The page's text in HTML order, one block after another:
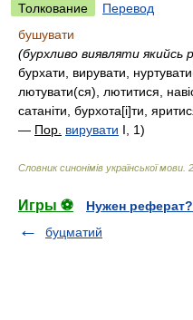
Толкование
Перевод
бушувати
(бурхливо виявляти якийсь
бурхати, вирувати,
лютувати(ся), лютитися,
сатаніти, бурхота[і]ти,
— Пор. вирувати I, 1)
Словник синонімів української мови
Игры ⚽
Нужен реферат?
буцматий